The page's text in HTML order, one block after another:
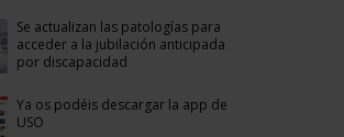
Se actualizan las patologías para
acceder a la jubilación anticipada
por discapacidad
Ya os podéis descargar la app de
USO